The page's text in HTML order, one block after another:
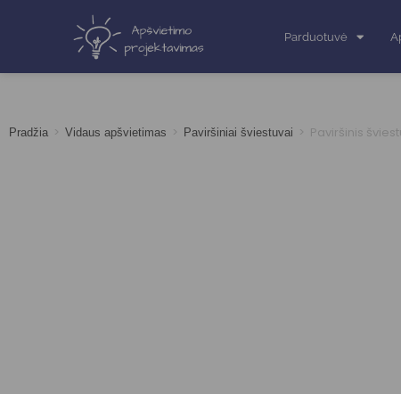
Parduotuvė
Pradžia > Vidaus apšvietimas > Paviršiniai šviestuvai > Paviršinis